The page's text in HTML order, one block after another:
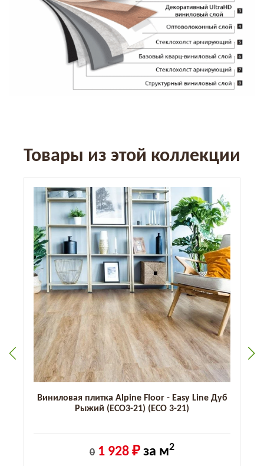
Товары из этой коллекции
Виниловая плитка Alpine Floor - Easy Line Дуб
Рыжий (ЕСО3-21) (ECO 3-21)
0 1 928 ₽ за м2